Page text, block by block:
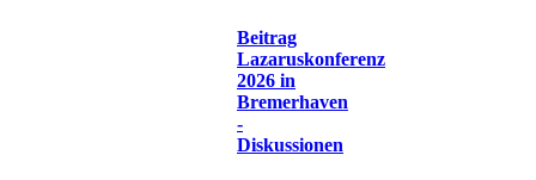
Beitrag
Lazaruskonferenz
2026 in
Bremerhaven
-
Diskussionen